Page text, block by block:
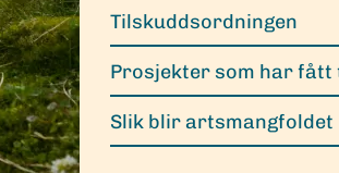
Tilskuddsordningen
Prosjekter som har fått
Slik blir